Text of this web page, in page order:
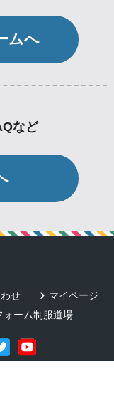
ムへ
など
せ
マイページ
ォーム制服道場